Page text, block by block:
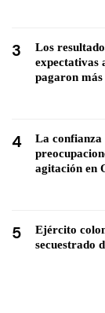
3
Los
expectativas
pagaron más
4
La confianza
agitación en
5
Ejército
secuestrado